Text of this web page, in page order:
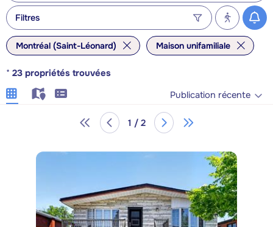
Filtres
Montréal (Saint-Léonard) Maison unifamiliale
* 23 propriétés trouvées
Publication récente
1 / 2